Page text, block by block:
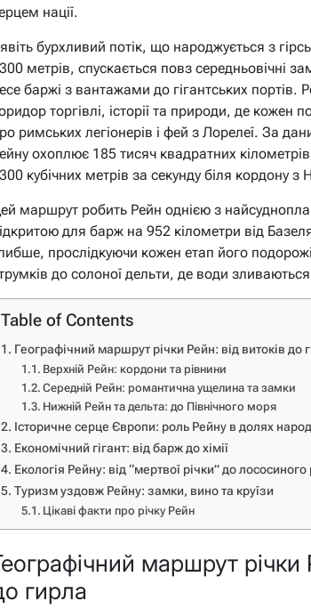
нації.
бурхливий потік, що народжується з
метрів, спускається повз середньовічні
баржі з вантажами до гігантських портів.
торгівлі, історії та природи, де кожен
римських легіонерів і фей з Лорелеї. За
охоплює 185 тисяч квадратних
кубічних метрів за секунду біля кордону з
маршрут робить Рейн однією з
для барж на 952 кілометри від
прослідкуючи кожен етап його
до солоної дельти, де води
Table of Contents
Географічний маршрут річки Рейн: від витоків до
Верхній Рейн: кордони та рівнини
Середній Рейн: романтична ущелина та замки
Нижній Рейн та дельта: до Північного моря
Історичне серце Європи: роль Рейну в долях
Економічний гігант: від барж до хімії
Екологія Рейну: від “мертвої річки” до
Туризм уздовж Рейну: замки, вино та круїзи
Цікаві факти про річку Рейн
маршрут річки
гирла